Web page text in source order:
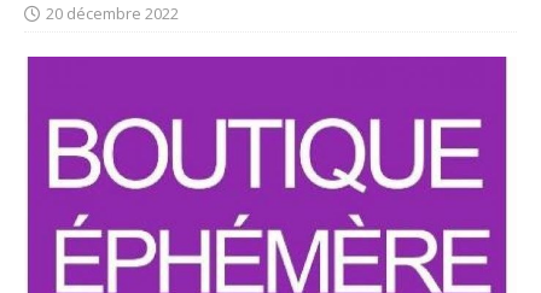
20 décembre 2022